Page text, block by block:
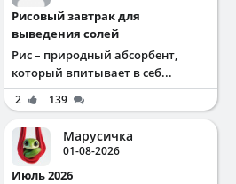
Рисовый завтрак для
выведения солей
Рис – природный абсорбент,
который впитывает в себ...
2 139
Марусичка
01-08-2026
Июль 2026